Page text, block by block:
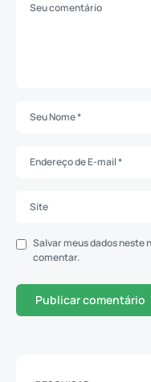
Salvar meus dados neste
comentar.